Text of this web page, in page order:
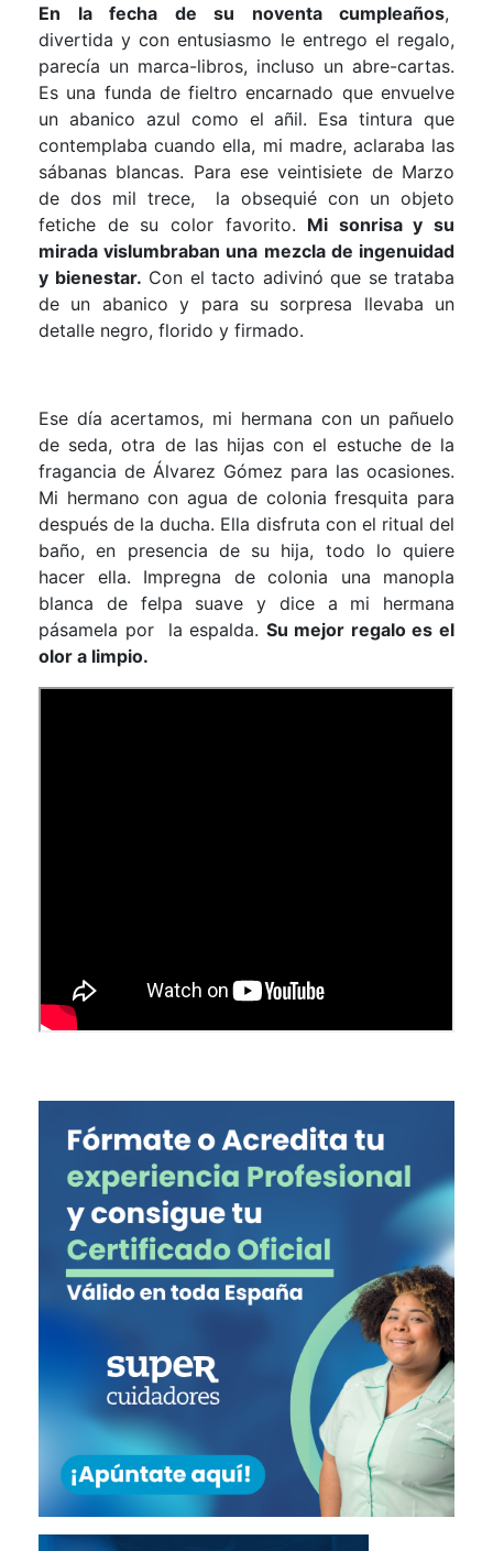
En la fecha de su noventa cumpleaños,
divertida y con entusiasmo le entrego el regalo,
parecía un marca-libros, incluso un abre-cartas.
Es una funda de fieltro encarnado que envuelve
un abanico azul como el añil. Esa tintura que
contemplaba cuando ella, mi madre, aclaraba las
sábanas blancas. Para ese veintisiete de Marzo
de dos mil trece, la obsequié con un objeto
fetiche de su color favorito. Mi sonrisa y su
mirada vislumbraban una mezcla de ingenuidad
y bienestar. Con el tacto adivinó que se trataba
de un abanico y para su sorpresa llevaba un
detalle negro, florido y firmado.
Ese día acertamos, mi hermana con un pañuelo
de seda, otra de las hijas con el estuche de la
fragancia de Álvarez Gómez para las ocasiones.
Mi hermano con agua de colonia fresquita para
después de la ducha. Ella disfruta con el ritual del
baño, en presencia de su hija, todo lo quiere
hacer ella. Impregna de colonia una manopla
blanca de felpa suave y dice a mi hermana
pásamela por la espalda. Su mejor regalo es el
olor a limpio.